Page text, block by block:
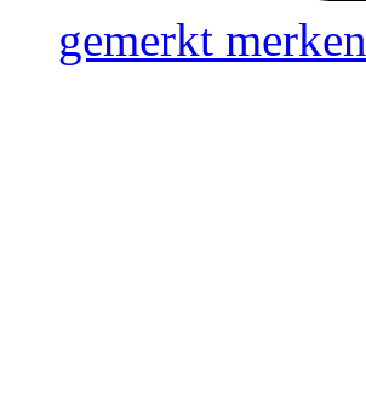
gemerkt merken